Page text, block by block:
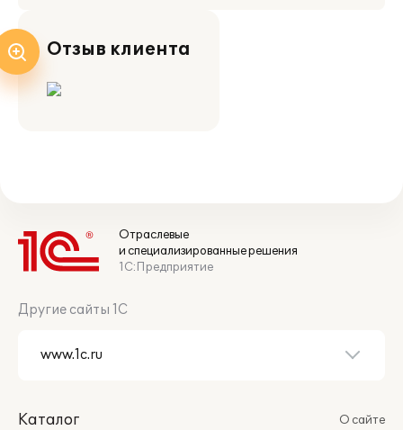
Отзыв клиента
Отраслевые
и специализированные решения
1С:Предприятие
Другие сайты 1С
Каталог
О сайте